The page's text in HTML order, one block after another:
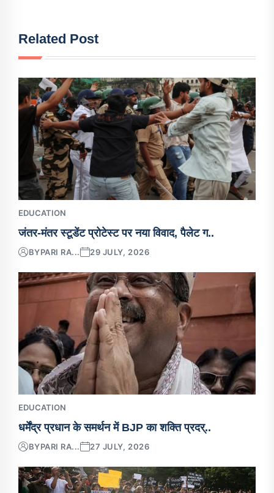
Related Post
EDUCATION
जंतर-मंतर स्टूडेंट प्रोटेस्ट पर नया विवाद, पैलेट ग..
BYPARI RA... 29 JULY, 2026
EDUCATION
धर्मेंद्र प्रधान के समर्थन में BJP का शक्ति प्रदर्..
BYPARI RA... 27 JULY, 2026